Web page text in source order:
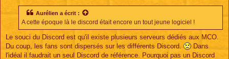
Aurélien a écrit :
A cette époque là le discord était encore un tout jeune logiciel !
Le souci du Discord est qu'il existe plusieurs serveurs dédiés aux MCO.
Du coup, les fans sont dispersés sur les différents Discord.
Dans
l'idéal il faudrait un seul Discord de référence. Pourquoi pas un Discord